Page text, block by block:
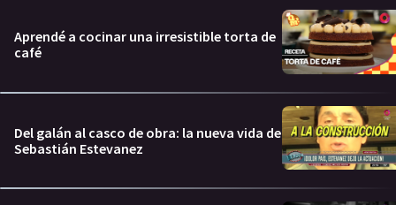
Aprendé a cocinar una irresistible torta de
café
Del galán al casco de obra: la nueva vida de
Sebastián Estevanez